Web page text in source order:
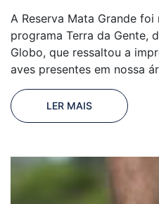
A Reserva Mata Grande
programa Terra da Gente,
Globo, que ressaltou a
aves presentes em nossa
LER MAIS